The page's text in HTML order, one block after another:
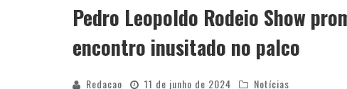
Pedro Leopoldo Rodeio Show
encontro inusitado no palco
Redacao 11 de junho de 2024 Notícias